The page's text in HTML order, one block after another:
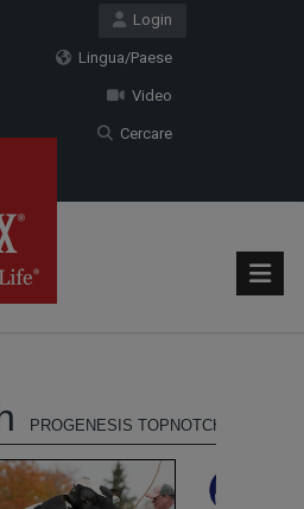
Login
Lingua/Paese
Video
Cercare